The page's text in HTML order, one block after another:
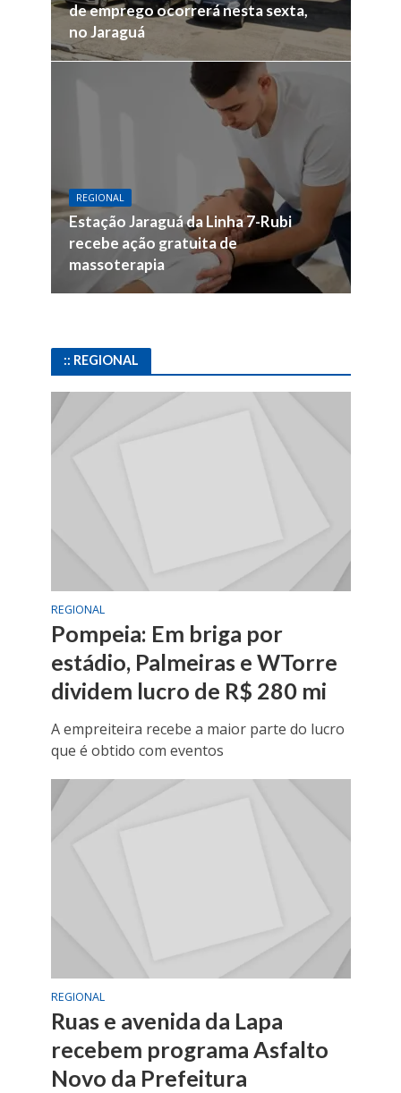
de emprego ocorrerá nesta sexta,
no Jaraguá
REGIONAL
Estação Jaraguá da Linha 7-Rubi
recebe ação gratuita de
massoterapia
:: REGIONAL
REGIONAL
Pompeia: Em briga por
estádio, Palmeiras e WTorre
dividem lucro de R$ 280 mi
A empreiteira recebe a maior parte do lucro
que é obtido com eventos
REGIONAL
Ruas e avenida da Lapa
recebem programa Asfalto
Novo da Prefeitura